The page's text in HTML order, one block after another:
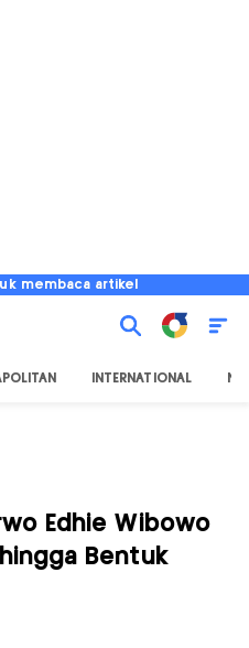
membaca artikel
INTERNATIONAL
Edhie Wibowo
Bentuk